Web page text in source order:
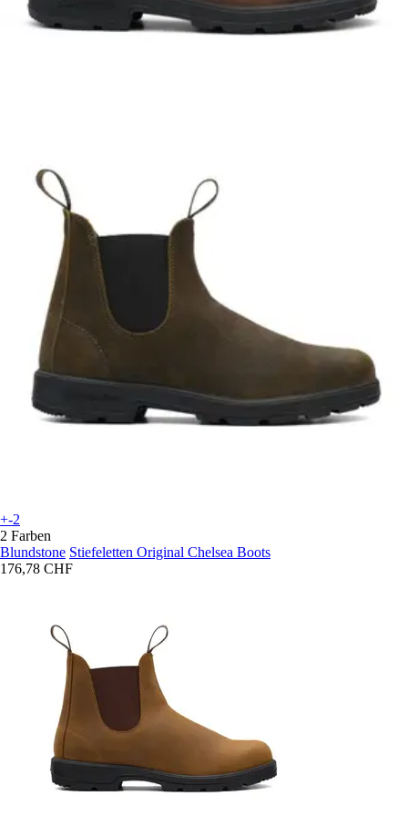
+-2
2 Farben
Blundstone Stiefeletten Original Chelsea Boots
176,78 CHF